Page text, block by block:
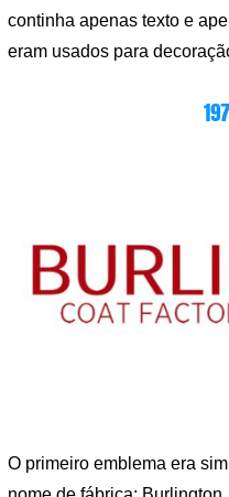
continha apenas texto e
eram usados ​​para
O primeiro emblema era